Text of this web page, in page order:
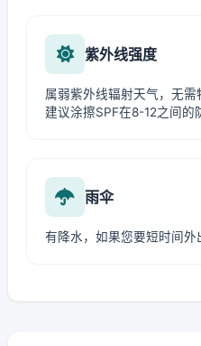
紫外线强度
属弱紫外线辐射天气，无需
建议涂擦SPF在8-12之间的
雨伞
有降水，如果您要短时间外